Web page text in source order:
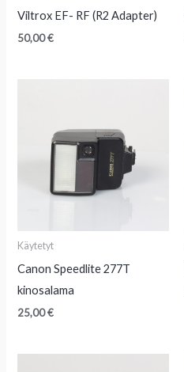
Viltrox EF- RF (R2 Adapter)
50,00€
Käytetyt
Canon Speedlite 277T
kinosalama
25,00€